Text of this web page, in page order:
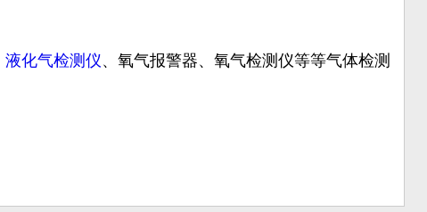
液化气检测仪、氧气报警器、氧气检测仪等等气体检测